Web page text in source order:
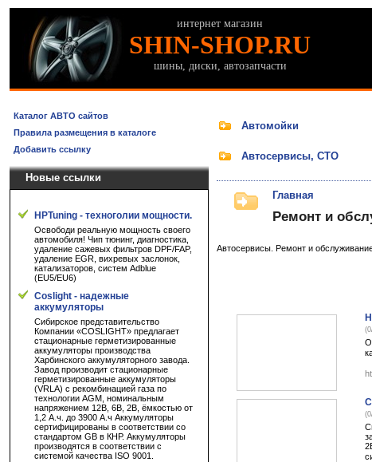
интернет магазин
SHIN-SHOP.RU
шины, диски, автозапчасти
Каталог АВТО сайтов
Правила размещения в каталоге
Добавить ссылку
Новые ссылки
HPTuning - техноголии мощности.
Освободи реальную мощность своего
автомобиля! Чип тюнинг, диагностика,
удаление сажевых фильтров DPF/FAP,
удаление EGR, вихревых заслонок,
катализаторов, систем Adblue
(EU5/EU6)
Coslight - надежные
аккумуляторы
Сибирское представительство
Компании «COSLIGHT» предлагает
стационарные герметизированные
аккумуляторы производства
Харбинского аккумуляторного завода.
Завод производит стационарные
герметизированные аккумуляторы
(VRLA) с рекомбинацией газа по
технологии AGM, номинальным
напряжением 12В, 6В, 2В, ёмкостью от
1,2 А.ч. до 3900 А.ч Аккумуляторы
сертифицированы в соответствии со
стандартом GB в КНР. Аккумуляторы
производятся в соответствии с
системой качества ISO 9001.
Автомойки
Автосервисы, СТО
Главная
Ремонт и
Автосервисы. Ремонт и